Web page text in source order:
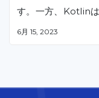
す。一方、Kotlin
あり、近年人気を
6月 15, 2023